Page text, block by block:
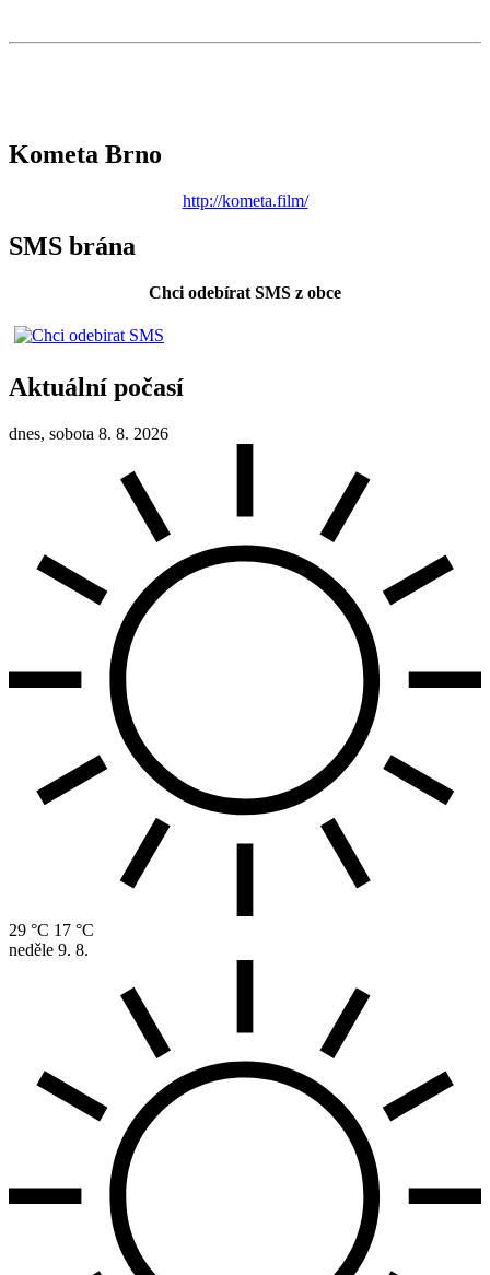
Kometa Brno
http://kometa.film/
SMS brána
Chci odebírat SMS z obce
Aktuální počasí
dnes, sobota 8. 8. 2026
29 °C 17 °C
neděle 9. 8.